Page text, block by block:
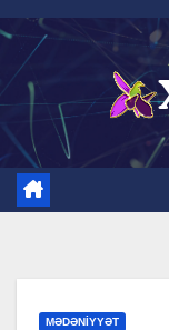
Skip
content
MƏDƏNIYYƏT